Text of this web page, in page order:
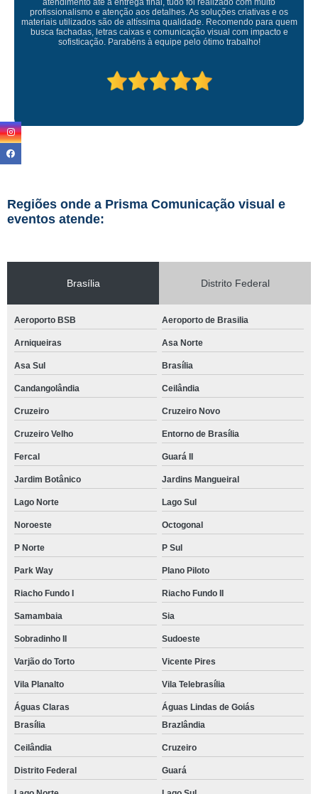
atendimento até a entrega final, tudo foi realizado com muito
profissionalismo e atenção aos detalhes. As soluções criativas e os
materiais utilizados são de altíssima qualidade. Recomendo para quem
busca fachadas, letras caixas e comunicação visual com impacto e
sofisticação. Parabéns à equipe pelo ótimo trabalho!
Regiões onde a Prisma Comunicação visual e
eventos atende:
Brasília Distrito Federal
Aeroporto BSB Aeroporto de Brasilia
Arniqueiras Asa Norte
Asa Sul Brasília
Candangolândia Ceilândia
Cruzeiro Cruzeiro Novo
Cruzeiro Velho Entorno de Brasília
Fercal Guará II
Jardim Botânico Jardins Mangueiral
Lago Norte Lago Sul
Noroeste Octogonal
P Norte P Sul
Park Way Plano Piloto
Riacho Fundo I Riacho Fundo II
Samambaia Sia
Sobradinho II Sudoeste
Varjão do Torto Vicente Pires
Vila Planalto Vila Telebrasília
Águas Claras
Águas Lindas de Goiás
Brasília
Brazlândia
Ceilândia Cruzeiro
Distrito Federal Guará